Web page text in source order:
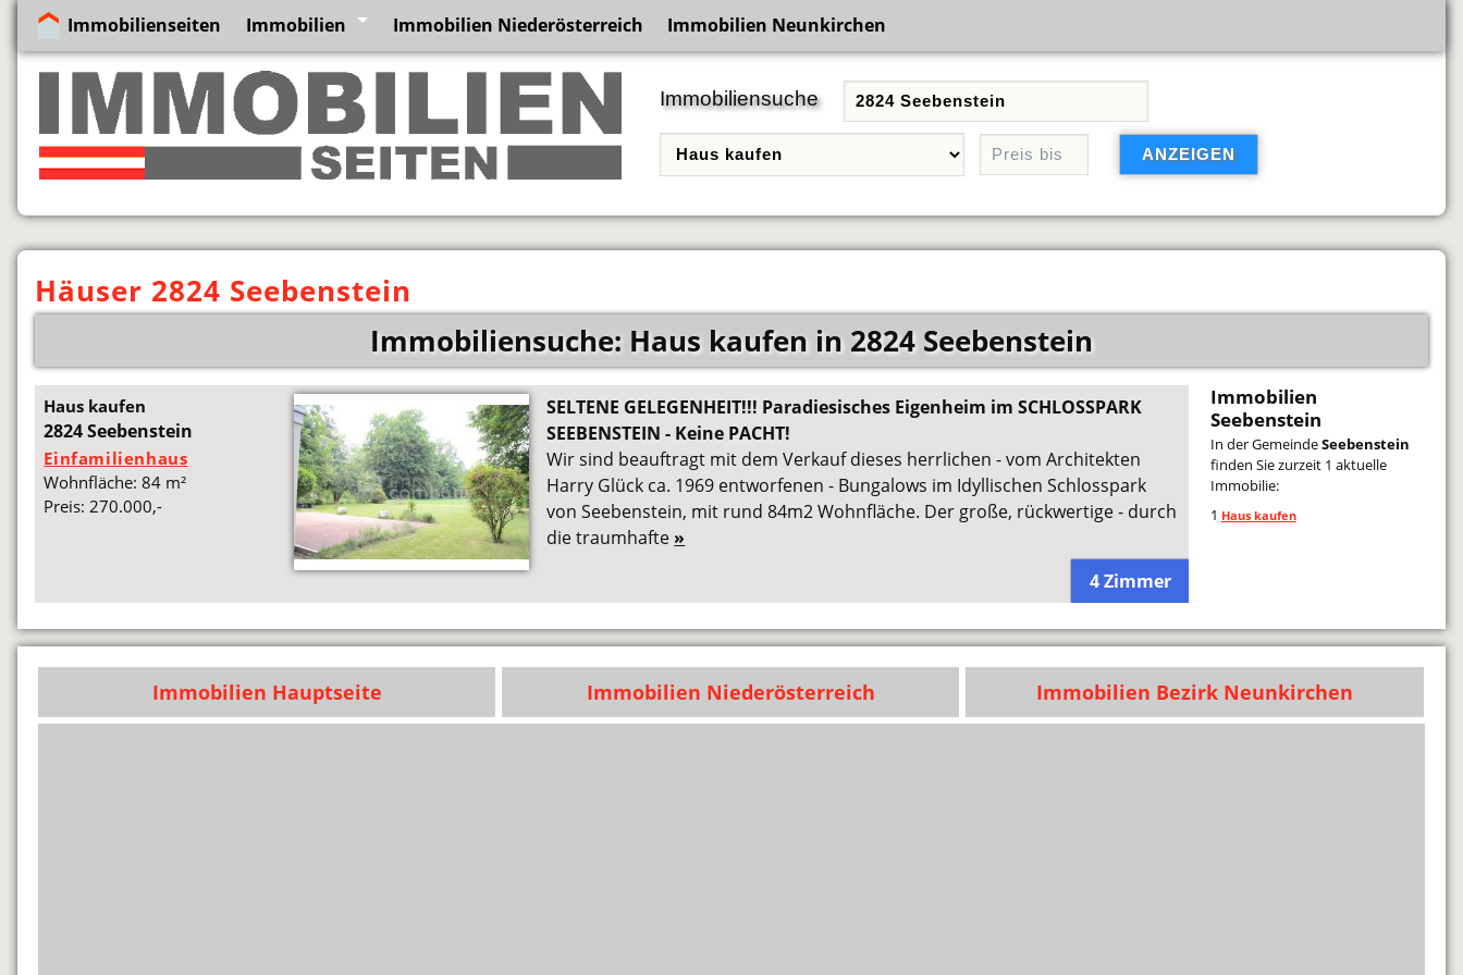
Immobilienseiten Immobilien Immobilien Niederösterreich Immobilien Neunkirchen
Immobiliensuche
Häuser 2824 Seebenstein
Immobiliensuche: Haus kaufen in 2824 Seebenstein
Haus kaufen
2824 Seebenstein
Einfamilienhaus
Wohnfläche: 84 m²
Preis: 270.000,-
SELTENE GELEGENHEIT!!! Paradiesisches Eigenheim im SCHLOSSPARK
SEEBENSTEIN - Keine PACHT!
Wir sind beauftragt mit dem Verkauf dieses herrlichen - vom Architekten
Harry Glück ca. 1969 entworfenen - Bungalows im Idyllischen Schlosspark
von Seebenstein, mit rund 84m2 Wohnfläche. Der große, rückwertige - durch
die traumhafte »
4 Zimmer
Immobilien
Seebenstein
In der GemeindeSeebenstein
finden Sie zurzeit 1 aktuelle
Immobilie:
1 Haus kaufen
Immobilien Hauptseite Immobilien Niederösterreich Immobilien Bezirk Neunkirchen